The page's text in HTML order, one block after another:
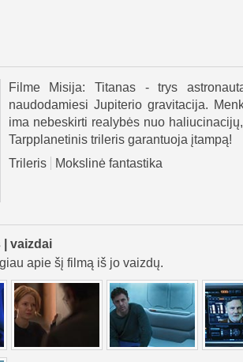
Filme Misija: Titanas - trys
naudodamiesi Jupiterio gravitacija.
ima nebeskirti realybės nuo
Tarpplanetinis trileris garantuoja įtampą!
Trileris
Mokslinė fantastika
| vaizdai
apie šį filmą iš jo vaizdų.